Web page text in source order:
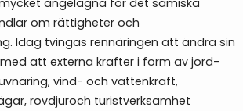
om rättigheter och
Idag tvingas rennäringen att ändra sin
att externa krafter i form av jord-
vind- och vattenkraft,
rovdjuroch turistverksamhet